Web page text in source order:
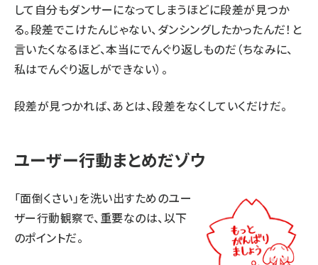
して自分もダンサーになってしまうほどに段差が見つか
る。段差でこけたんじゃない、ダンシングしたかったんだ！と
言いたくなるほど、本当にでんぐり返しものだ（ちなみに、
私はでんぐり返しができない）。
段差が見つかれば、あとは、段差をなくしていくだけだ。
ユーザー行動まとめだゾウ
「面倒くさい」を洗い出すためのユー
ザー行動観察で、重要なのは、以下
のポイントだ。